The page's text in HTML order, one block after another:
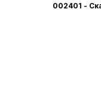
002401 -